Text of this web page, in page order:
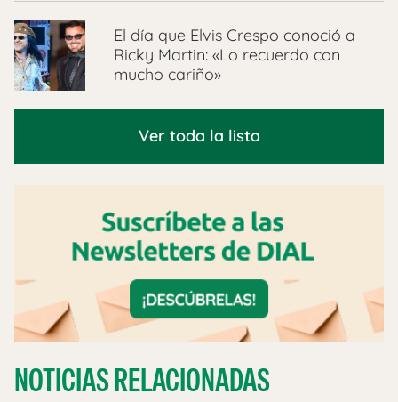
El día que Elvis Crespo conoció a
Ricky Martin: «Lo recuerdo con
mucho cariño»
Ver toda la lista
NOTICIAS RELACIONADAS